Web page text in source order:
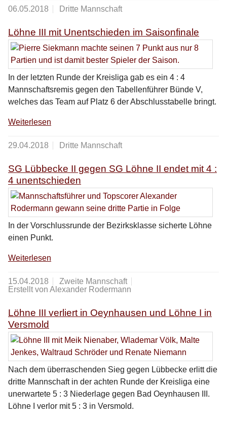
06.05.2018 Dritte Mannschaft
Löhne III mit Unentschieden im Saisonfinale
In der letzten Runde der Kreisliga gab es ein 4 : 4
Mannschaftsremis gegen den Tabellenführer Bünde V,
welches das Team auf Platz 6 der Abschlusstabelle bringt.
Weiterlesen
29.04.2018 Dritte Mannschaft
SG Lübbecke II gegen SG Löhne II endet mit 4 :
4 unentschieden
In der Vorschlussrunde der Bezirksklasse sicherte Löhne
einen Punkt.
Weiterlesen
15.04.2018
Zweite Mannschaft
Erstellt von Alexander Rodermann
Löhne III verliert in Oeynhausen und Löhne I in
Versmold
Nach dem überraschenden Sieg gegen Lübbecke erlitt die
dritte Mannschaft in der achten Runde der Kreisliga eine
unerwartete 5 : 3 Niederlage gegen Bad Oeynhausen III.
Löhne I verlor mit 5 : 3 in Versmold.